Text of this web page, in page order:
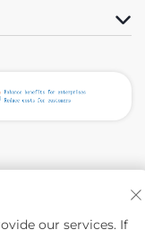
Industry & Trade
our services. If